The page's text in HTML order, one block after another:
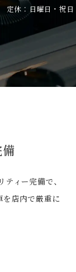
定休：日曜日・祝日
ィー完備で、
を店内で厳重に